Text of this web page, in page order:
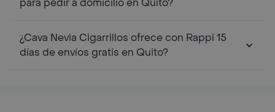
para pedir a domicilio en Quito?
¿Cava Nevla Cigarrillos ofrece con Rappi 15
días de envíos gratis en Quito?